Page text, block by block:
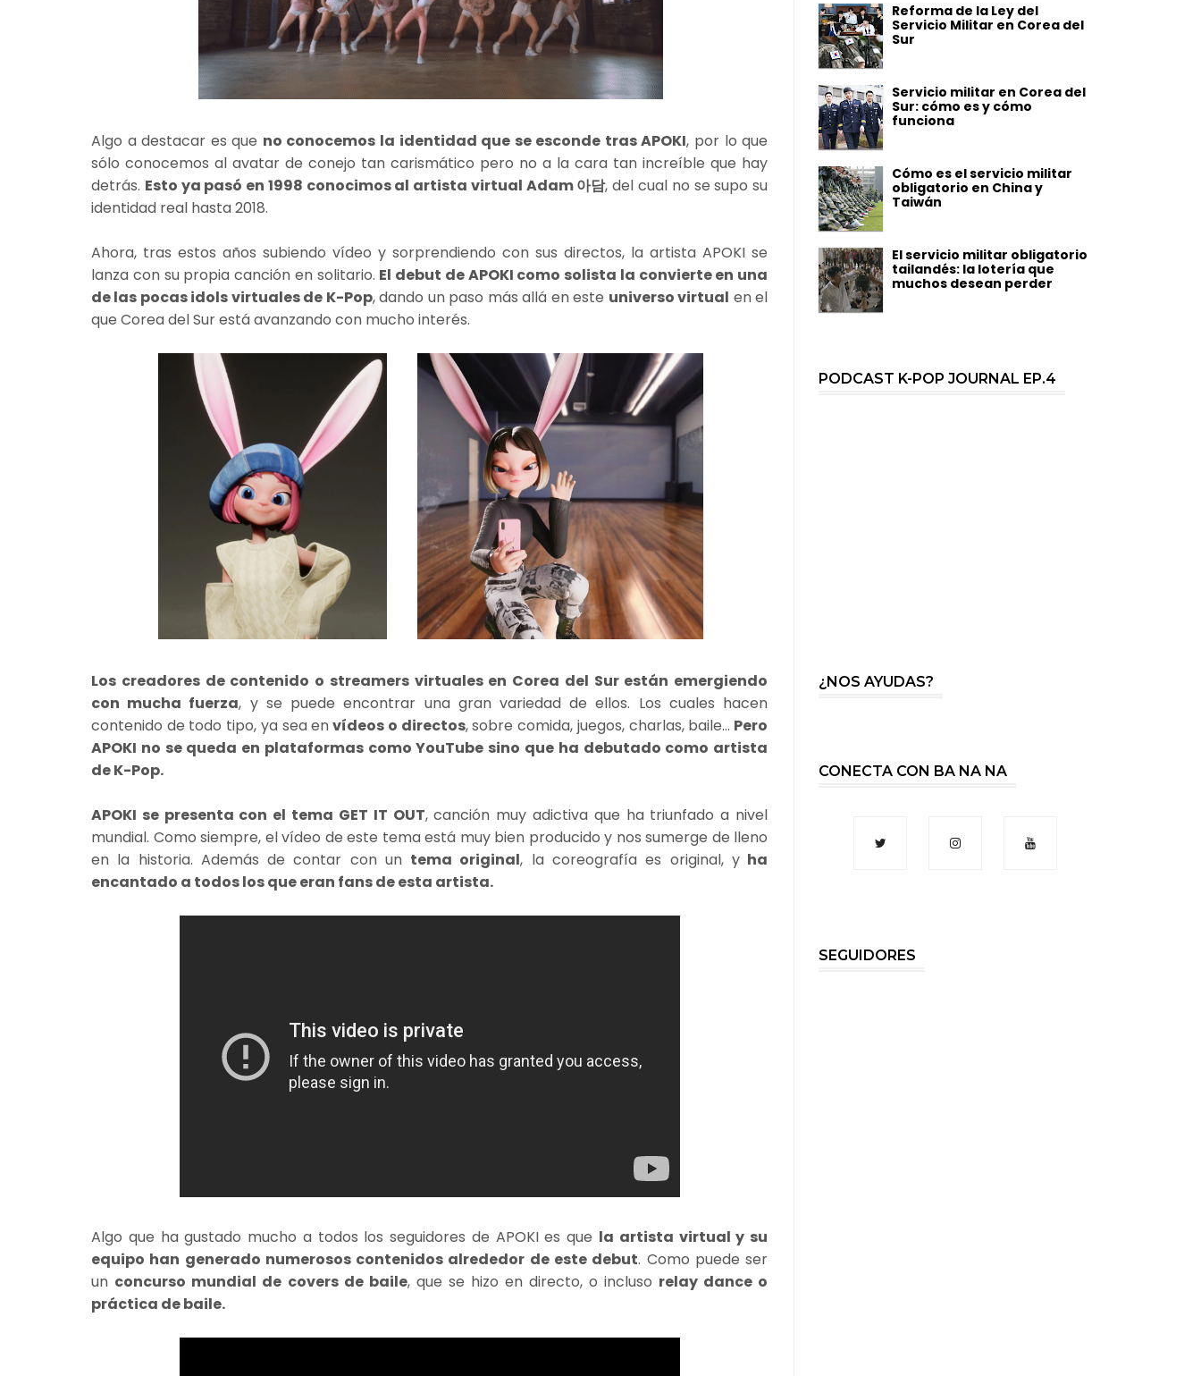
Algo a destacar es que no conocemos la identidad que se esconde tras APOKI, por lo que
sólo conocemos al avatar de conejo tan carismático pero no a la cara tan increíble que hay
detrás. Esto ya pasó en 1998 conocimos al artista virtual Adam 아담, del cual no se supo su
identidad real hasta 2018.
Ahora, tras estos años subiendo vídeo y sorprendiendo con sus directos, la artista APOKI se
lanza con su propia canción en solitario. El debut de APOKI como solista la convierte en una
de las pocas idols virtuales de K-Pop, dando un paso más allá en este universo virtual en el
que Corea del Sur está avanzando con mucho interés.
Los creadores de contenido o streamers virtuales en Corea del Sur están emergiendo
con mucha fuerza, y se puede encontrar una gran variedad de ellos. Los cuales hacen
contenido de todo tipo, ya sea envídeos o directos, sobre comida, juegos, charlas, baile... Pero
APOKI no se queda en plataformas como YouTube sino que ha debutado como artista
de K-Pop.
APOKI se presenta con el tema GET IT OUT, canción muy adictiva que ha triunfado a nivel
mundial. Como siempre, el vídeo de este tema está muy bien producido y nos sumerge de lleno
en la historia. Además de contar con un tema original, la coreografía es original, yha
encantado a todos los que eran fans de esta artista.
Algo que ha gustado mucho a todos los seguidores de APOKI es que la artista virtual y su
equipo han generado numerosos contenidos alrededor de este debut. Como puede ser
un concurso mundial de covers de baile, que se hizo en directo, o incluso relay dance o
práctica de baile.
Reforma de la Ley del
Servicio Militar en Corea del
Sur
Servicio militar en Corea del
Sur: cómo es y cómo
funciona
Cómo es el servicio militar
obligatorio en China y
Taiwán
El servicio militar obligatorio
tailandés: la lotería que
muchos desean perder
PODCAST K-POP JOURNAL EP.4
¿NOS AYUDAS?
CONECTA CON BA NA NA
SEGUIDORES